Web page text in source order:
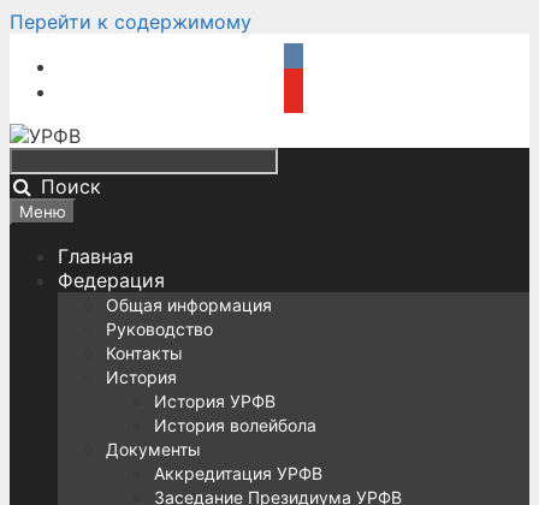
Перейти к содержимому
Поиск
Меню
Главная
Федерация
Общая информация
Руководство
Контакты
История
История УРФВ
История волейбола
Документы
Аккредитация УРФВ
Заседание Президиума УРФВ